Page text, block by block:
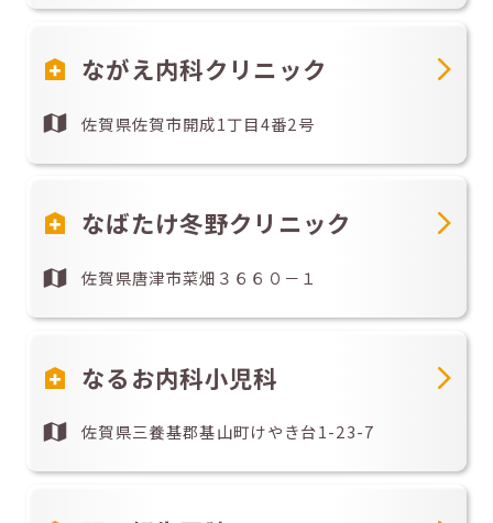
ながえ内科クリニック
佐賀県佐賀市開成1丁目4番2号
なばたけ冬野クリニック
佐賀県唐津市菜畑３６６０－１
なるお内科小児科
佐賀県三養基郡基山町けやき台1-23-7